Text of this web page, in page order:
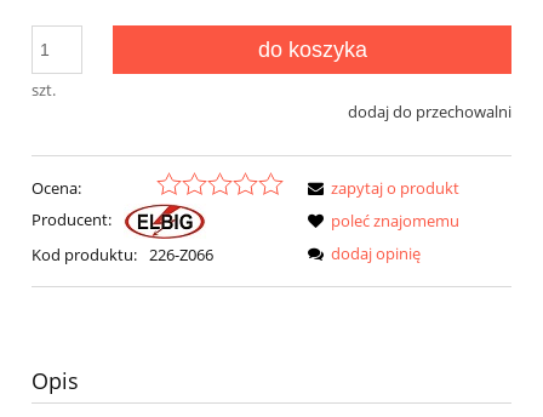
szt.
do koszyka
dodaj do przechowalni
Ocena:
Producent:
Kod produktu: 226-Z066
zapytaj o produkt
poleć znajomemu
dodaj opinię
Opis